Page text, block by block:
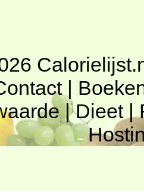
|
|Dieet|